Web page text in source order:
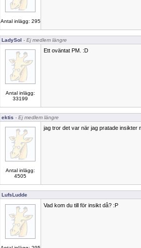
Antal inlägg: 295
LadySol - Ej medlem längre
Antal inlägg:
33199
Ett oväntat PM. :D
ektis - Ej medlem längre
Antal inlägg:
4505
jag tror det var när jag pratade insikter
LufsLudde
Vad kom du till för insikt då? :P